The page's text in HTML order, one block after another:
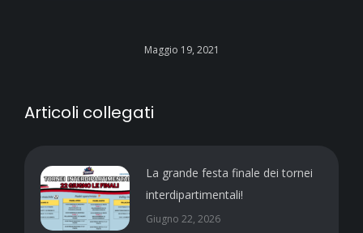
Maggio 19, 2021
Articoli collegati
La grande festa finale dei tornei
interdipartimentali!
Giugno 22, 2026